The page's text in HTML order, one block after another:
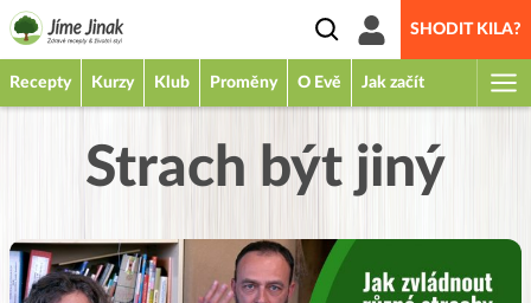
SHODIT KILA?
Recepty Kurzy Klub Proměny O Evě Jak začít
Strach být jiný